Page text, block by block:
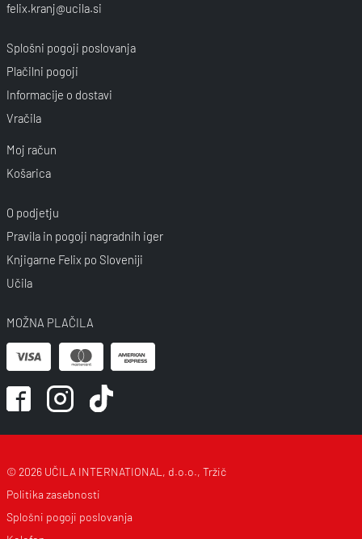
felix.kranj@ucila.si
Splošni pogoji poslovanja
Plačilni pogoji
Informacije o dostavi
Vračila
Moj račun
Košarica
O podjetju
Pravila in pogoji nagradnih iger
Knjigarne Felix po Sloveniji
Učila
MOŽNA PLAČILA
© 2026 UČILA INTERNATIONAL, d.o.o., Tržič
Politika zasebnosti
Splošni pogoji poslovanja